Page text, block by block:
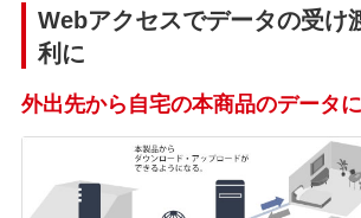
Webアクセスでデータの受け
利に
外出先から自宅の本商品のデータ